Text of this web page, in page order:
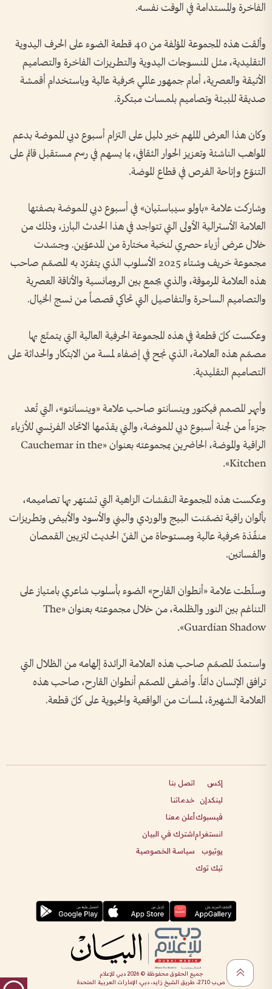
الفاخرة والمستدامة في الوقت نفسه.
وألقت هذه المجموعة المؤلفة من 40 قطعة الضوء على الحرف اليدوية
التقليدية، مثل المنسوجات اليدوية والتطريزات الفاخرة والتصاميم
الأنيقة والعصرية، أمام جمهور عالمي بحرفية عالية وباستخدام أقمشة
صديقة للبيئة وتصاميم بلمسات مبتكرة.
وكان هذا العرض الملهم خير دليل على التزام أسبوع دبي للموضة بدعم
المواهب الناشئة وتعزيز الحوار الثقافي، بما يسهم في رسم مستقبل قائم على
التنوّع وإتاحة الفرص في قطاع الموضة.
وشاركت علامة «باولو سيباستيان» في أسبوع دبي للموضة بصفتها
العلامة الأسترالية الأولى التي تتواجد في هذا الحدث البارز، وذلك من
خلال عرض أزياء حصري لنخبة مختارة من المدعوّين. وجسّدت
مجموعة خريف وشتاء 2025 الأسلوب الذي يتفرّد به المصمّم صاحب
هذه العلامة المرموقة، والذي يجمع بين الرومانسية والأناقة العصرية
والتصاميم الساحرة والتفاصيل التي تحاكي قصصاً من نسج الخيال.
وعكست كلّ قطعة في هذه المجموعة الحرفية العالية التي يتمتّع بها
مصمّم هذه العلامة، الذي نجح في إضفاء لمسة من الابتكار والحداثة على
التصاميم التقليدية.
وأبهر المصمم فيكتور وينسانتو صاحب علامة «وينسانتو»، التي تُعد
جزءاً من لجنة أسبوع دبي للموضة، والتي يقدّمها الاتحاد الفرنسي للأزياء
الراقية والموضة، الحاضرين بمجموعته بعنوان «Cauchemar in the
Kitchen».
وعكست هذه المجموعة النقشات الزاهية التي تشتهر بها تصاميمه،
بألوان راقية تضمّنت البيج والوردي والبني والأسود والأبيض وتطريزات
منفّذة بحرفية عالية ومستوحاة من الفنّ الحديث لتزيين القمصان
والفساتين.
وسلّطت علامة «أنطوان القارح» الضوء بأسلوب شاعري بامتياز على
التناغم بين النور والظلمة، من خلال مجموعته بعنوان «The
Guardian Shadow».
واستمدّ المصمّم صاحب هذه العلامة الرائدة إلهامه من الظلال التي
ترافق الإنسان دائماً. وأضفى المصمّم أنطوان القارح، صاحب هذه
العلامة الشهيرة، لمسات من الواقعية والحيوية على كلّ قطعة.
إكس
لينكدإن
فيسبوك
انستغرام
يوتيوب
تيك توك
اتصل بنا
خدماتنا
أعلن معنا
اشترك في البيان
سياسة الخصوصية
جميع الحقوق محفوظة ©2026 دبي للإعلام
ص.ب 2710، طريق الشيخ زايد، دبي، الإمارات العربية المتحدة